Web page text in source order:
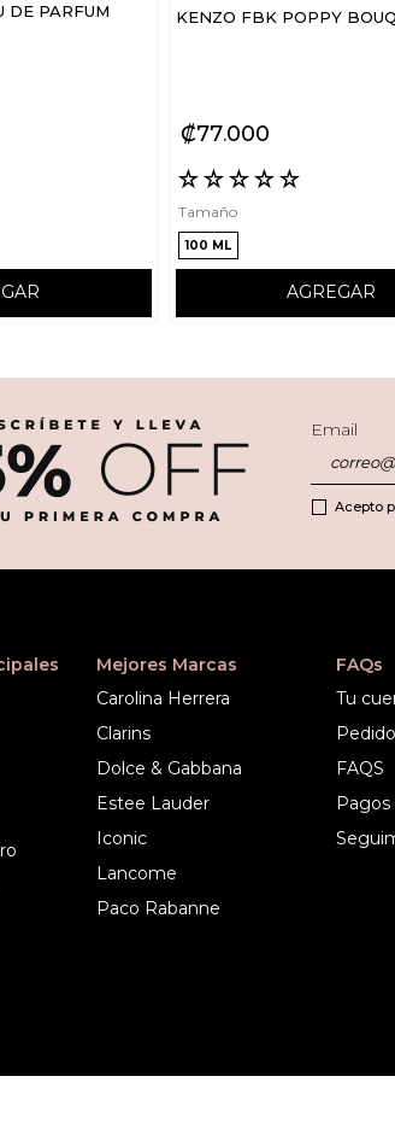
DE PARFUM
KENZO FBK POPPY
₡77000
☆☆☆☆☆
Tamaño
100 ML
AGREGAR
Email
Acepto
Mejores Marcas
Carolina Herrera
Clarins
Dolce & Gabbana
Estee Lauder
Iconic
Lancome
Paco Rabanne
FAQs
Tu
FAQS
Pagos